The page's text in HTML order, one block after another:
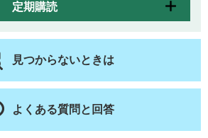
定期購読
見つからないときは
よくある質問と回答